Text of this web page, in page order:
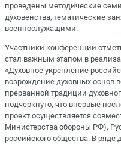
проведены методические
духовенства, тематические
военнослужащими.
Участники конференции
стал важным этапом в
«Духовное укрепление
возрождение духовных основ
прерванной традиции
подчеркнуто, что впервые
проект осуществляется
Министерства обороны РФ),
российского общества. В